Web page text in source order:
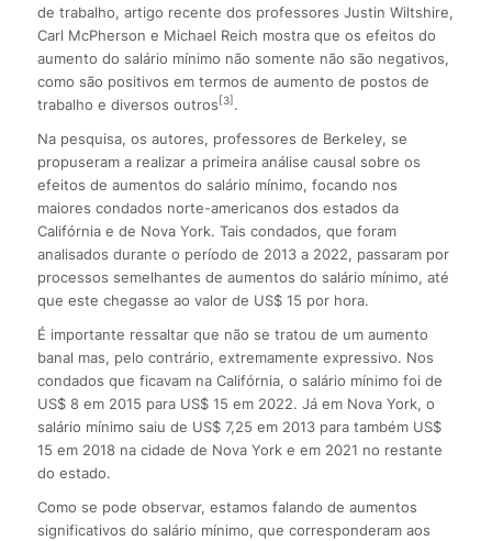
de trabalho, artigo recente dos professores Justin Wiltshire,
Carl McPherson e Michael Reich mostra que os efeitos do
aumento do salário mínimo não somente não são negativos,
como são positivos em termos de aumento de postos de
trabalho e diversos outros [3] .
Na pesquisa, os autores, professores de Berkeley, se
propuseram a realizar a primeira análise causal sobre os
efeitos de aumentos do salário mínimo, focando nos
maiores condados norte-americanos dos estados da
Califórnia e de Nova York. Tais condados, que foram
analisados durante o período de 2013 a 2022, passaram por
processos semelhantes de aumentos do salário mínimo, até
que este chegasse ao valor de US$ 15 por hora.
É importante ressaltar que não se tratou de um aumento
banal mas, pelo contrário, extremamente expressivo. Nos
condados que ficavam na Califórnia, o salário mínimo foi de
US$ 8 em 2015 para US$ 15 em 2022. Já em Nova York, o
salário mínimo saiu de US$ 7,25 em 2013 para também US$
15 em 2018 na cidade de Nova York e em 2021 no restante
do estado.
Como se pode observar, estamos falando de aumentos
significativos do salário mínimo, que corresponderam aos